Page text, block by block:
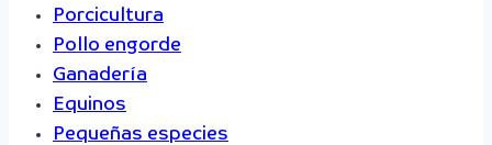
Porcicultura
Pollo engorde
Ganadería
Equinos
Pequeñas especies